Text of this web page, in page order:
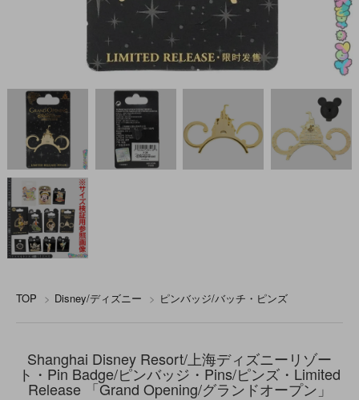
TOP > Disney/ディズニー > ピンバッジ/バッチ・ピンズ
Shanghai Disney Resort/上海ディズニーリゾー
ト・Pin Badge/ピンバッジ・Pins/ピンズ・Limited
Release 「Grand Opening/グランドオープン」